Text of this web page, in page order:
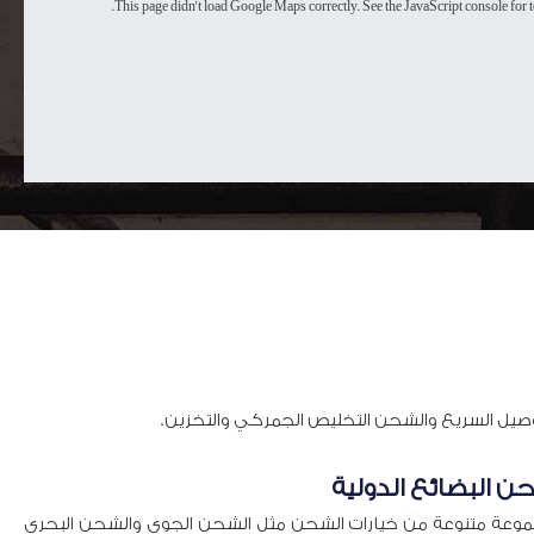
This page didn't load Google Maps correctly. See the JavaScript console for
السريع والشحن التخليص الجمركي والتخزين.
البضائع الدولية
متنوعة من خيارات الشحن مثل الشحن الجوي والشحن البحري